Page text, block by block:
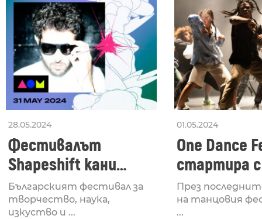
28.05.2024
Фестивалът
Shapeshift кани
Fabrizio Mammarella
за откриването си
Българският фестивал за
творчество, наука,
изкуство и ...
01.05.2024
One Dance
стартира
Lucid,
рейв
През
на танцовия
...